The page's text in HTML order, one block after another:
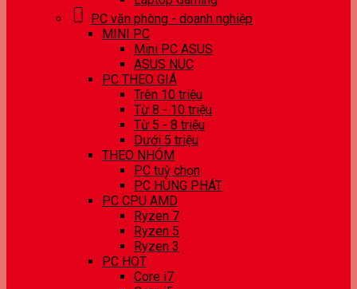
PC văn phòng - doanh nghiệp
MINI PC
Mini PC ASUS
ASUS NUC
PC THEO GIÁ
Trên 10 triệu
Từ 8 - 10 triệu
Từ 5 - 8 triệu
Dưới 5 triệu
THEO NHÓM
PC tuỳ chọn
PC HÙNG PHÁT
PC CPU AMD
Ryzen 7
Ryzen 5
Ryzen 3
PC HOT
Core i7